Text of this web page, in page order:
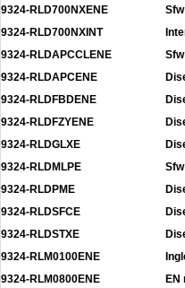
9324-RLD700NXENE
9324-RLD700NXINT
9324-RLDAPCCLENE
9324-RLDAPCENE
9324-RLDFBDENE
9324-RLDFZYENE
9324-RLDGLXE
9324-RLDMLPE
9324-RLDPME
9324-RLDSFCE
9324-RLDSTXE
9324-RLM0100ENE
9324-RLM0800ENE